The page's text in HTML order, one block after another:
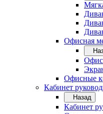
Офисная
Офисные
Кабинет
Назад
Кабинет